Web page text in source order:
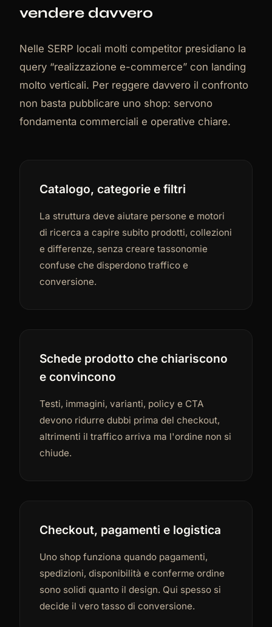
vendere davvero
Nelle SERP locali molti competitor presidiano la
query “realizzazione e-commerce” con landing
molto verticali. Per reggere davvero il confronto
non basta pubblicare uno shop: servono
fondamenta commerciali e operative chiare.
Catalogo, categorie e filtri
La struttura deve aiutare persone e motori
di ricerca a capire subito prodotti, collezioni
e differenze, senza creare tassonomie
confuse che disperdono traffico e
conversione.
Schede prodotto che chiariscono
e convincono
Testi, immagini, varianti, policy e CTA
devono ridurre dubbi prima del checkout,
altrimenti il traffico arriva ma l'ordine non si
chiude.
Checkout, pagamenti e logistica
Uno shop funziona quando pagamenti,
spedizioni, disponibilità e conferme ordine
sono solidi quanto il design. Qui spesso si
decide il vero tasso di conversione.